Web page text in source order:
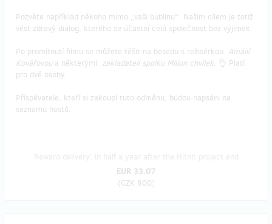
Pozvěte například někoho mimo „vaši bublinu“. Našim cílem je totiž
vést zdravý dialog, kterého se účastní celá společnost bez výjimek.
Po promítnutí filmu se můžete těšit na besedu s režisérkou Amálií
Kovářovou a některými zakladateli spolku Milion chvilek. 👌 Platí
pro dvě osoby.
Přispěvatele, kteří si zakoupí tuto odměnu, budou napsáni na
seznamu hostů.
EUR 33.07
(CZK 800)